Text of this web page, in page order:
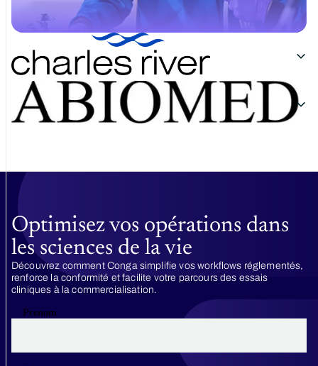
Optimisez vos opérations dans
les sciences de la vie
Découvrez comment Conga simplifie vos workflows réglementés,
renforce la conformité et facilite votre parcours des essais
cliniques à la commercialisation.
Prenom